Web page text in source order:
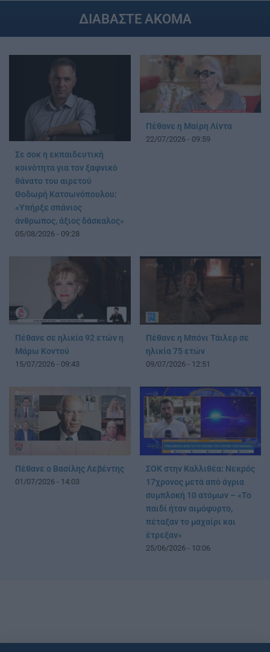
ΔΙΑΒΑΣΤΕ ΑΚΟΜΑ
Σε σοκ η εκπαιδευτική
κοινότητα για τον ξαφνικό
θάνατο του αιρετού
Θοδωρή Κατσωνόπουλου:
«Υπήρξε σπάνιος
άνθρωπος, άξιος δάσκαλος»
05/08/2026 - 09:28
Πέθανε η Μαίρη Λίντα
22/07/2026 - 09:59
Πέθανε σε ηλικία 92 ετών η
Μάρω Κοντού
15/07/2026 - 09:43
Πέθανε η Μπόνι Τάιλερ σε
ηλικία 75 ετών
09/07/2026 - 12:51
Πέθανε ο Βασίλης Λεβέντης
01/07/2026 - 14:03
ΣΟΚ στην Καλλιθέα: Νεκρός
17χρονος μετά από άγρια
συμπλοκή 10 ατόμων – «Το
παιδί ήταν αιμόφυρτο,
πέταξαν το μαχαίρι και
έτρεξαν»
25/06/2026 - 10:06